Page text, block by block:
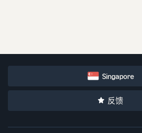
Singapore
反馈